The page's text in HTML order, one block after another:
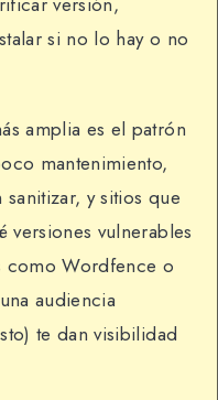
si no lo hay o no
amplia es el patrón
mantenimiento,
y sitios que
vulnerables
como Wordfence o
audiencia
te dan visibilidad